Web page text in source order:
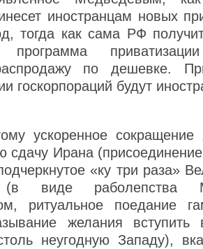
иностранцам новых
тогда как сама РФ
программа
по дешевке.
госкорпораций будут
ускоренное
сдачу Ирана
«ку три раза»
(в виде раболепства
ритуальное поедание
желания
неугодную Западу),